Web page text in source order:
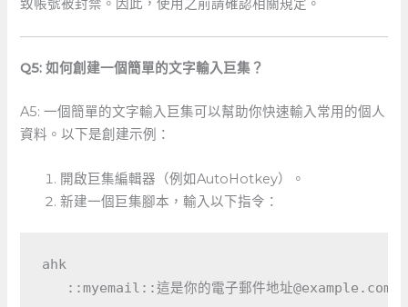
致帳號被封禁。因此，使用之前請確認相關規定。
Q5: 如何創建一個簡單的文字輸入巨集？
A5: 一個簡單的文字輸入巨集可以幫助你快速輸入常用的個人
資料。以下是創建示例：
開啟巨集編輯器（例如AutoHotkey）。
新建一個巨集腳本，輸入以下指令：
ahk
   ::myemail::這是你的電子郵件地址@example.com